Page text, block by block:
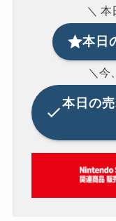
＼ 本
本日
＼今
本日の